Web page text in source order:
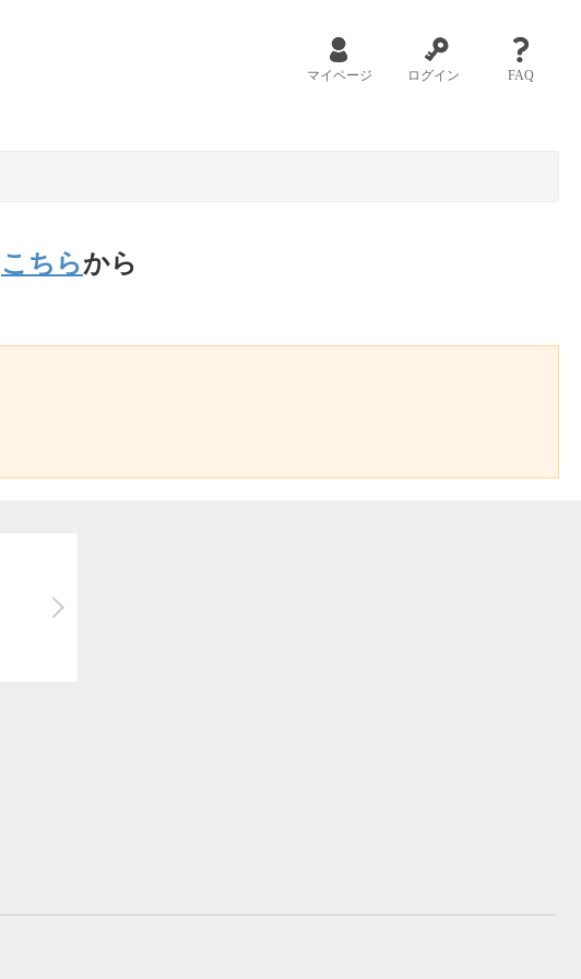
マイページ ログイン FAQ
こちらから